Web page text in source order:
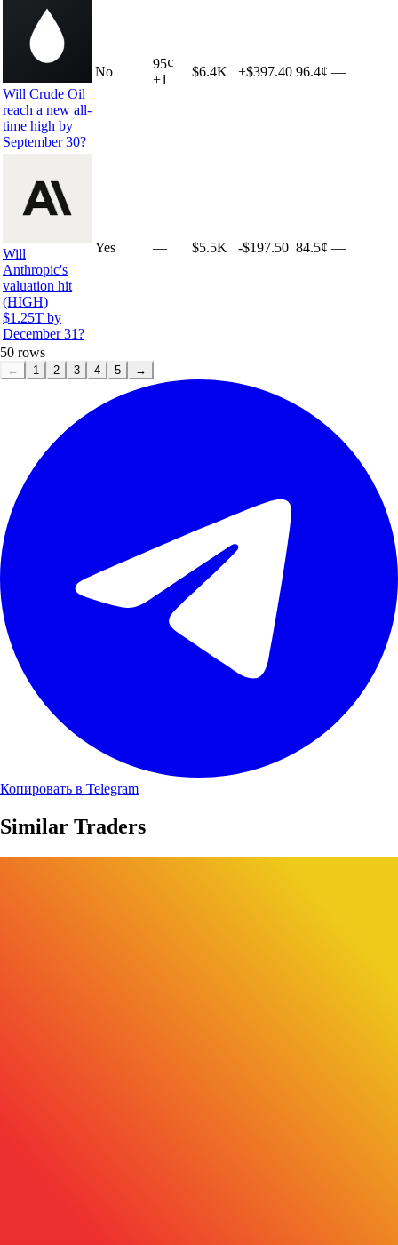
Will Crude Oil
reach a new all-
time high by
September 30?
No
95¢
+1
$6.4K +$397.40 96.4¢ —
Will
Anthropic's
valuation hit
(HIGH)
$1.25T by
December 31?
Yes — $5.5K -$197.50 84.5¢ —
50 rows
← 1 2 3 4 5 →
Копировать в Telegram
Similar Traders